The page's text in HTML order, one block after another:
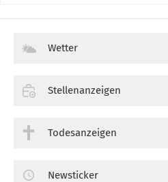
Wetter
Stellenanzeigen
Todesanzeigen
Newsticker